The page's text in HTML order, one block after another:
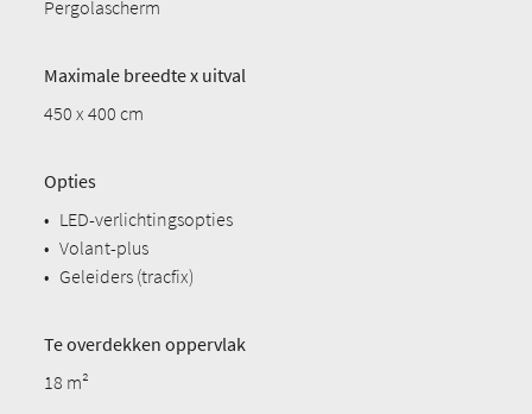
Pergolascherm
Maximale breedte x uitval
450 x 400 cm
Opties
• LED-verlichtingsopties
• Volant-plus
• Geleiders (tracfix)
Te overdekken oppervlak
18 m²